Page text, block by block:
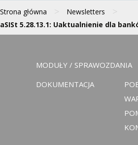
Strona główna > Newsletters >
aSISt 5.28.13.1: Uaktualnienie dla
MODUŁY / SPRAWOZDANIA
DOKUMENTACJA